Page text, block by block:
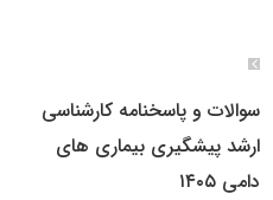
سوالات و پاسخنامه کارشناسی
ارشد پیشگیری بیماری های
دامی ۱۴۰۵